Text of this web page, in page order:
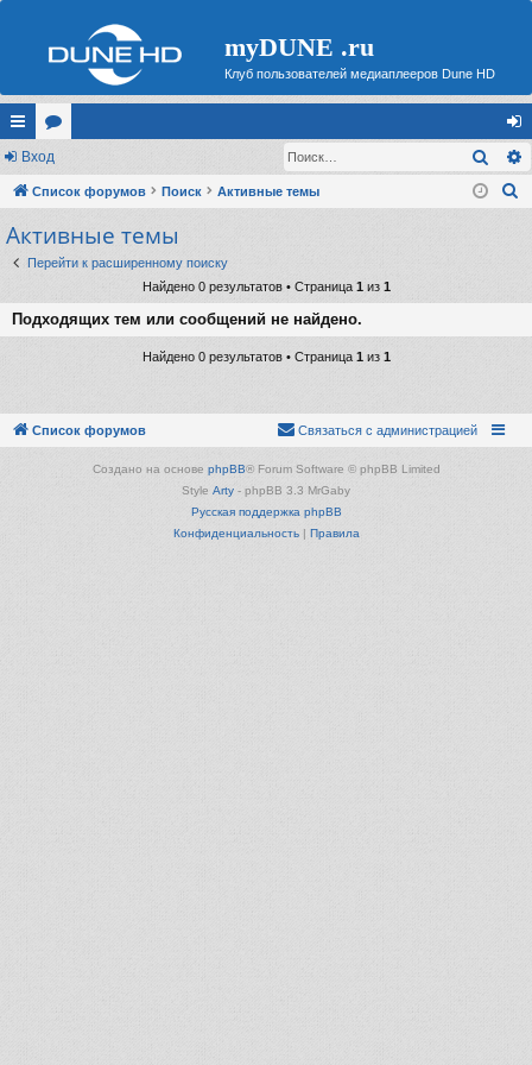
myDUNE .ru
Клуб пользователей медиаплееров Dune HD
с
ы
лк
и
ор
ум
хо
д
Вход
Список форумов Поиск Активные темы
Активные темы
Перейти к расширенному поиску
Найдено 0 результатов • Страница 1 из 1
Подходящих тем или сообщений не найдено.
Найдено 0 результатов • Страница 1из 1
Список форумов Связаться с администрацией
Создано на основе phpBB® Forum Software © phpBB Limited
Style Arty - phpBB 3.3 MrGaby
Русская поддержка phpBB
Конфиденциальность| Правила